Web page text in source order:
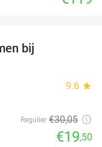
bij
9.6 star
Regulier €30,05
€19,50